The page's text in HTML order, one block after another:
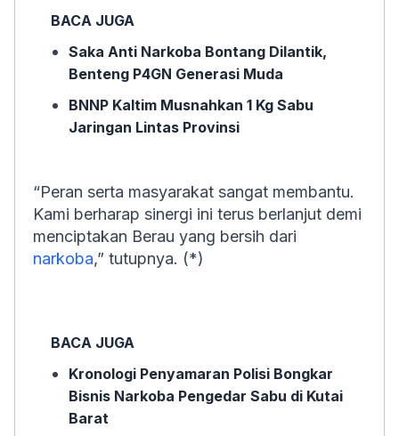
BACA JUGA
Saka Anti Narkoba Bontang Dilantik,
Benteng P4GN Generasi Muda
BNNP Kaltim Musnahkan 1 Kg Sabu
Jaringan Lintas Provinsi
“Peran serta masyarakat sangat membantu.
Kami berharap sinergi ini terus berlanjut demi
menciptakan Berau yang bersih dari
narkoba,” tutupnya. (*)
BACA JUGA
Kronologi Penyamaran Polisi Bongkar
Bisnis Narkoba Pengedar Sabu di Kutai
Barat